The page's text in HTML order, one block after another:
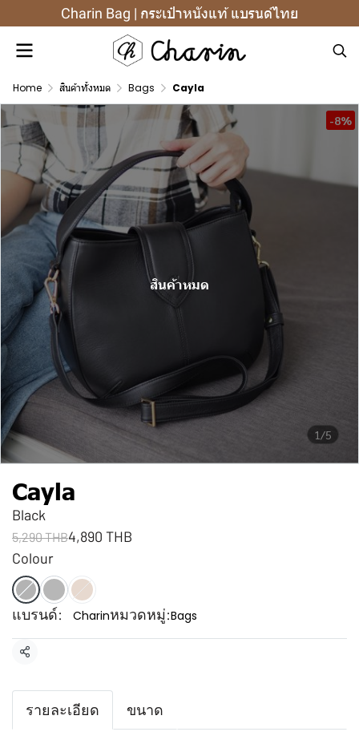
Charin Bag | กระเป๋าหนังแท้ แบรนด์ไทย
Home สินค้าทั้งหมด Bags Cayla
1/5
-8%
สินค้าหมด
Cayla
Black
5,290 THB4,890 THB
Colour
แบรนด์: Charinหมวดหมู่:Bags
แชร์
รายละเอียด ขนาด